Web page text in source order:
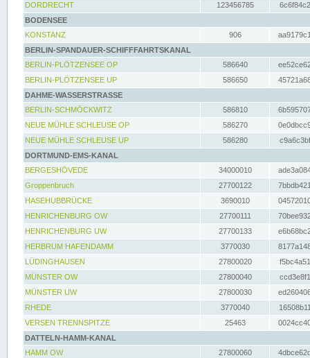
DORDRECHT
123456785
BODENSEE
KONSTANZ
906
BERLIN-SPANDAUER-SCHIFFFAHRTSKANAL
BERLIN-PLÖTZENSEE OP
586640
BERLIN-PLÖTZENSEE UP
586650
DAHME-WASSERSTRASSE
BERLIN-SCHMÖCKWITZ
586810
NEUE MÜHLE SCHLEUSE OP
586270
NEUE MÜHLE SCHLEUSE UP
586280
DORTMUND-EMS-KANAL
BERGESHÖVEDE
34000010
Groppenbruch
27700122
HASEHUBBRÜCKE
3690010
HENRICHENBURG OW
27700111
HENRICHENBURG UW
27700133
HERBRUM HAFENDAMM
3770030
LÜDINGHAUSEN
27800020
MÜNSTER OW
27800040
MÜNSTER UW
27800030
RHEDE
3770040
VERSEN TRENNSPITZE
25463
DATTELN-HAMM-KANAL
HAMM OW
27800060